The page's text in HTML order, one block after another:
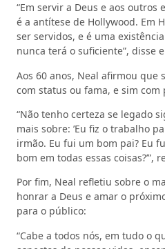
“Em servir a Deus e aos outros
é a antítese de Hollywood. Em
ser servidos, e é uma
nunca terá o suficiente”, disse
Aos 60 anos, Neal afirmou que
com status ou fama, e sim
“Não tenho certeza se legado
mais sobre: ​​’Eu fiz o trabalho
irmão. Eu fui um bom pai? Eu
bom em todas essas coisas?’”,
Por fim, Neal refletiu sobre o
honrar a Deus e amar o
para o público:
“Cabe a todos nós, em tudo o